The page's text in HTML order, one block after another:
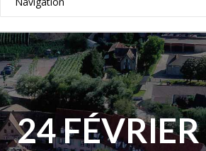
24